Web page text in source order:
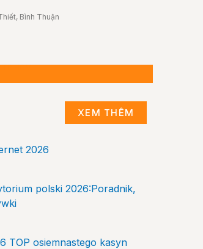
Bình Thuận
XEM THÊM
2026
polski 2026:Poradnik,
TOP osiemnastego kasyn